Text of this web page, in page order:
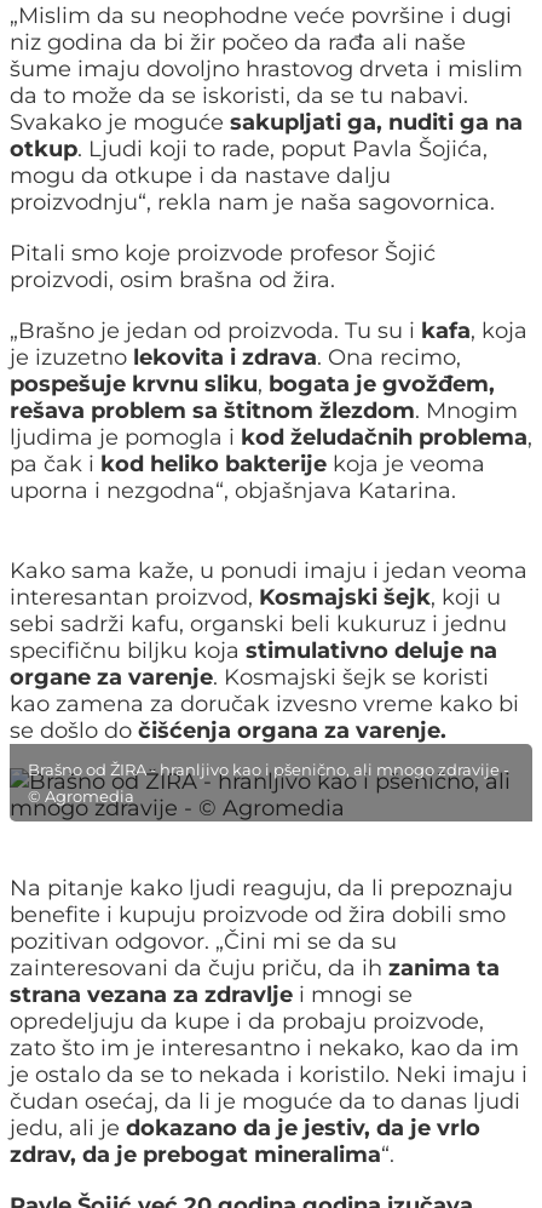
„Mislim da su neophodne veće površine i dugi
niz godina da bi žir počeo da rađa ali naše
šume imaju dovoljno hrastovog drveta i mislim
da to može da se iskoristi, da se tu nabavi.
Svakako je moguće sakupljati ga, nuditi ga na
otkup. Ljudi koji to rade, poput Pavla Šojića,
mogu da otkupe i da nastave dalju
proizvodnju“, rekla nam je naša sagovornica.
Pitali smo koje proizvode profesor Šojić
proizvodi, osim brašna od žira.
„Brašno je jedan od proizvoda. Tu su i kafa, koja
je izuzetno lekovita i zdrava. Ona recimo,
pospešuje krvnu sliku, bogata je gvožđem,
rešava problem sa štitnom žlezdom. Mnogim
ljudima je pomogla i kod želudačnih problema,
pa čak i kod heliko bakterije koja je veoma
uporna i nezgodna“, objašnjava Katarina.
Kako sama kaže, u ponudi imaju i jedan veoma
interesantan proizvod, Kosmajski šejk, koji u
sebi sadrži kafu, organski beli kukuruz i jednu
specifičnu biljku koja stimulativno deluje na
organe za varenje. Kosmajski šejk se koristi
kao zamena za doručak izvesno vreme kako bi
se došlo do čišćenja organa za varenje.
Brašno od ŽIRA - hranljivo kao i pšenično, ali mnogo zdravije -
© Agromedia
Na pitanje kako ljudi reaguju, da li prepoznaju
benefite i kupuju proizvode od žira dobili smo
pozitivan odgovor. „Čini mi se da su
zainteresovani da čuju priču, da ih zanima ta
strana vezana za zdravlje i mnogi se
opredeljuju da kupe i da probaju proizvode,
zato što im je interesantno i nekako, kao da im
je ostalo da se to nekada i koristilo. Neki imaju i
čudan osećaj, da li je moguće da to danas ljudi
jedu, ali je dokazano da je jestiv, da je vrlo
zdrav, da je prebogat mineralimа“.